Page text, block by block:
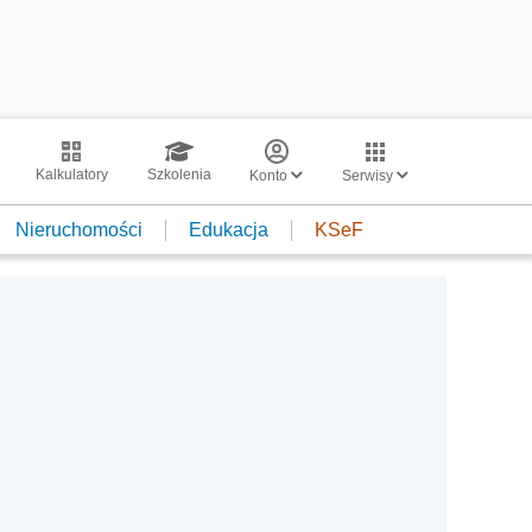
Kalkulatory Szkolenia Konto Serwisy
Nieruchomości Edukacja KSeF